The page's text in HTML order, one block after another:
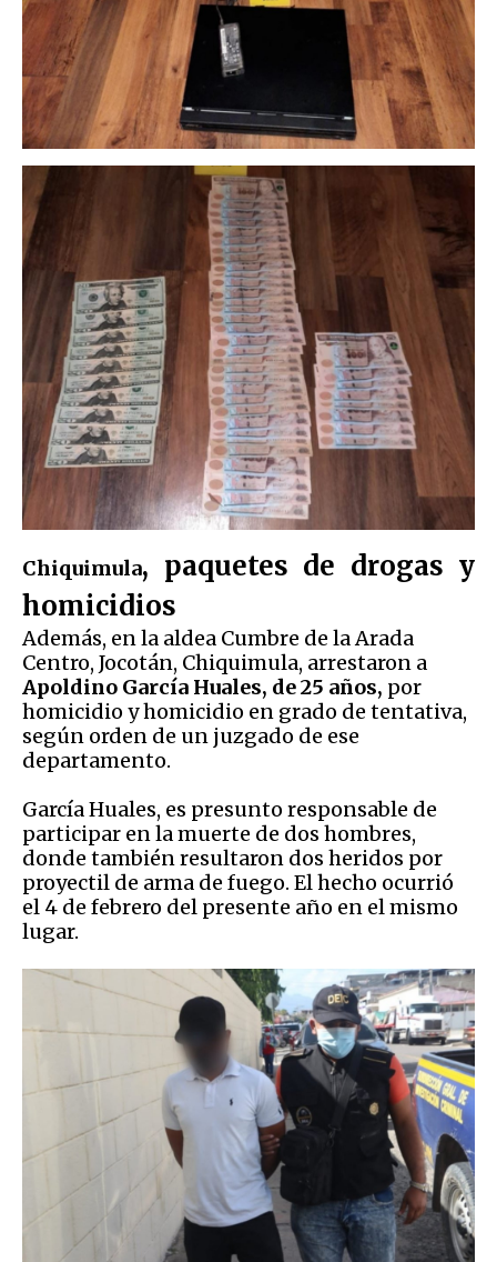
Chiquimula, paquetes de drogas y
homicidios
Además, en la aldea Cumbre de la Arada
Centro, Jocotán, Chiquimula, arrestaron a
Apoldino García Huales, de 25 años, por
homicidio y homicidio en grado de tentativa,
según orden de un juzgado de ese
departamento.
García Huales, es presunto responsable de
participar en la muerte de dos hombres,
donde también resultaron dos heridos por
proyectil de arma de fuego. El hecho ocurrió
el 4 de febrero del presente año en el mismo
lugar.